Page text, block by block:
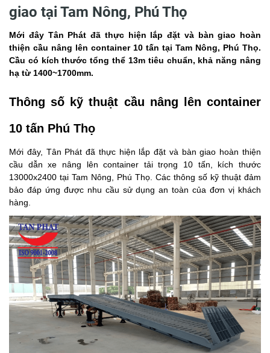
giao tại Tam Nông, Phú Thọ
Mới đây Tân Phát đã thực hiện lắp đặt và bàn giao hoàn
thiện cầu nâng lên container 10 tấn tại Tam Nông, Phú Thọ.
Cầu có kích thước tổng thể 13m tiêu chuẩn, khả năng nâng
hạ từ 1400~1700mm.
Thông số kỹ thuật cầu nâng lên container
10 tấn Phú Thọ
Mới đây, Tân Phát đã thực hiện lắp đặt và bàn giao hoàn thiện
cầu dẫn xe nâng lên container tải trọng 10 tấn, kích thước
13000x2400 tại Tam Nông, Phú Thọ. Các thông số kỹ thuật đảm
bảo đáp ứng được nhu cầu sử dụng an toàn của đơn vị khách
hàng.